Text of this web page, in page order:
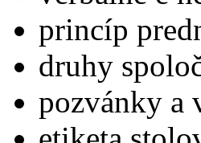
princíp
druhy
pozvánky a